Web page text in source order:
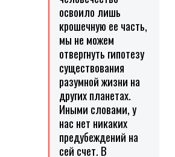
освоило лишь
крошечную ее часть,
мы не можем
отвергнуть гипотезу
существования
разумной жизни на
других планетах.
Иными словами, у
нас нет никаких
предубеждений на
сей счет. В